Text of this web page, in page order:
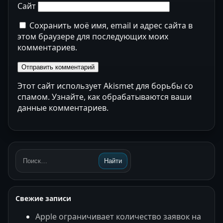
Сайт
Сохранить моё имя, email и адрес сайта в
этом браузере для последующих моих
комментариев.
Этот сайт использует Akismet для борьбы со
спамом. Узнайте, как обрабатываются ваши
данные комментариев.
Поиск: Найти
Свежие записи
Apple ограничивает количество заявок на